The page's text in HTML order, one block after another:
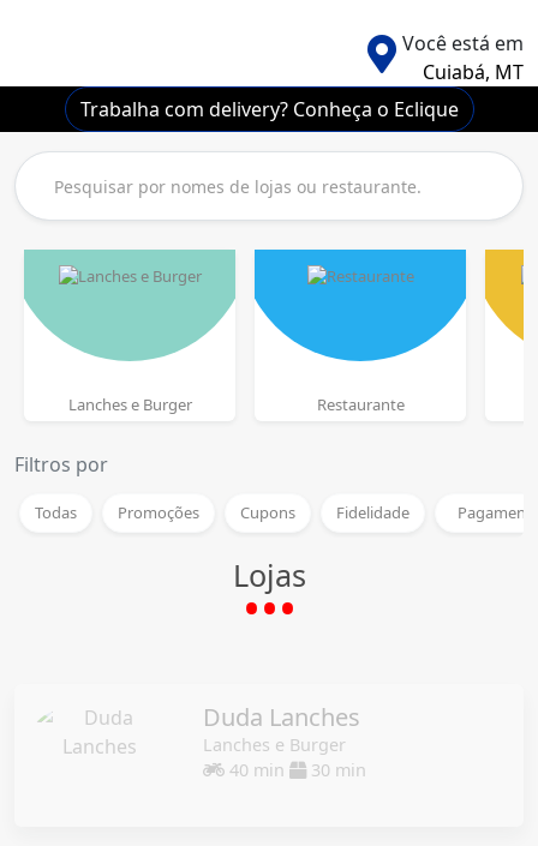
Você está em
Cuiabá, MT
Trabalha com delivery? Conheça o Eclique
Lanches e Burger Restaurante
Filtros por
Todas Promoções Cupons Fidelidade
Lojas
Duda Lanches
Lanches e Burger
40 min
30 min